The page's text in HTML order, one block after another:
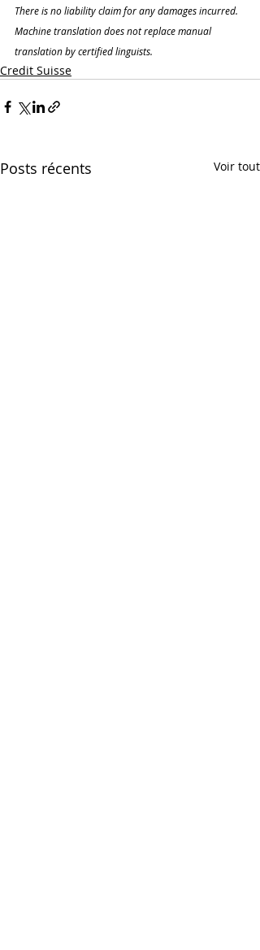
There is no liability claim for any damages incurred.
Machine translation does not replace manual
translation by certified linguists.
Credit Suisse
Posts récents Voir tout